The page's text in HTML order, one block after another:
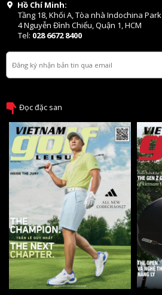
Hồ Chí Minh:
Tầng 18, Khối A, Tòa nhà Indochina Park
4 Nguyễn Đình Chiểu, Quận 1, HCM
Tel: 028 6672 8400
Đọc đặc san